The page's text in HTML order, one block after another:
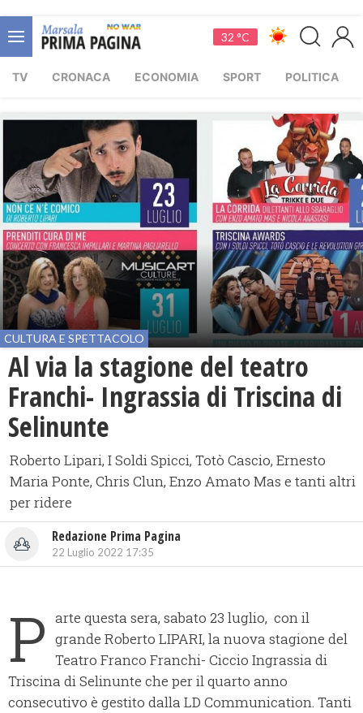
32 °C
TV CRONACA ECONOMIA SPORT POLITICA
CULTURA E SPETTACOLO
Al via la stagione del teatro
Franchi- Ingrassia di Triscina di
Selinunte
Roberto Lipari, I Soldi Spicci, Totò Cascio, Ernesto
Maria Ponte, Chris Clun, Enzo Amato Mas e tanti altri
per ridere
Redazione Prima Pagina
22 Luglio 2022 17:35
P arte questa sera, sabato 23 luglio, con il
grande Roberto LIPARI, la nuova stagione del
Teatro Franco Franchi- Ciccio Ingrassia di
Triscina di Selinunte che per il quarto anno
consecutivo è gestito dalla LD Communication. Tanti